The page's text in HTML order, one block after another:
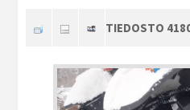
TIEDOSTO